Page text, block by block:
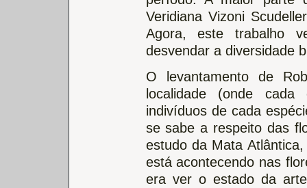
Veridiana Vizoni
Agora, este trabalho
desvendar a diversidade
O levantamento de
localidade (onde
indivíduos de cada
se sabe a respeito das
estudo da Mata
está acontecendo nas
era ver o estado da